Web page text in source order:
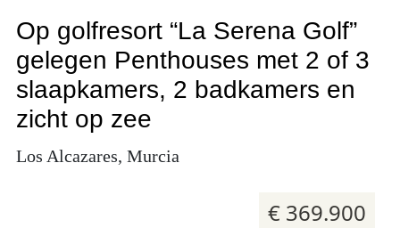
Op golfresort “La Serena Golf”
gelegen Penthouses met 2 of 3
slaapkamers, 2 badkamers en
zicht op zee
Los Alcazares, Murcia
€ 369.900